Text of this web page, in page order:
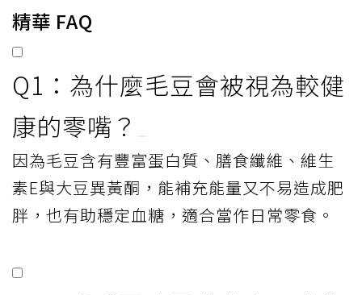
精華 FAQ
Q1：為什麼毛豆會被視為較健
康的零嘴？
因為毛豆含有豐富蛋白質、膳食纖維、維生
素E與大豆異黃酮，能補充能量又不易造成肥
胖，也有助穩定血糖，適合當作日常零食。